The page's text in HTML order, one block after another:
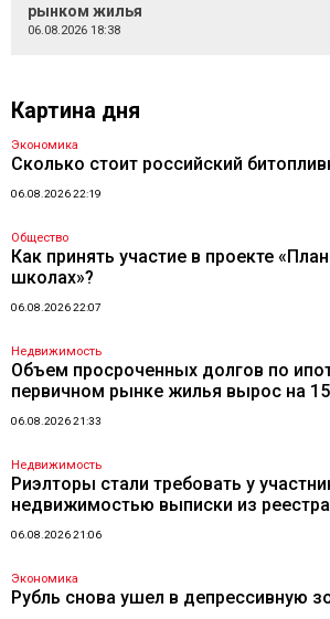
рынком жилья
06.08.2026 18:38
Картина дня
Экономика
Сколько стоит российский
06.08.2026 22:19
Общество
Как принять участие в проекте
школах»?
06.08.2026 22:07
Недвижимость
Объем просроченных долгов по
первичном рынке жилья вырос на
06.08.2026 21:33
Недвижимость
Риэлторы стали требовать у
недвижимостью выписки из
06.08.2026 21:06
Экономика
Рубль снова ушел в депрессивную